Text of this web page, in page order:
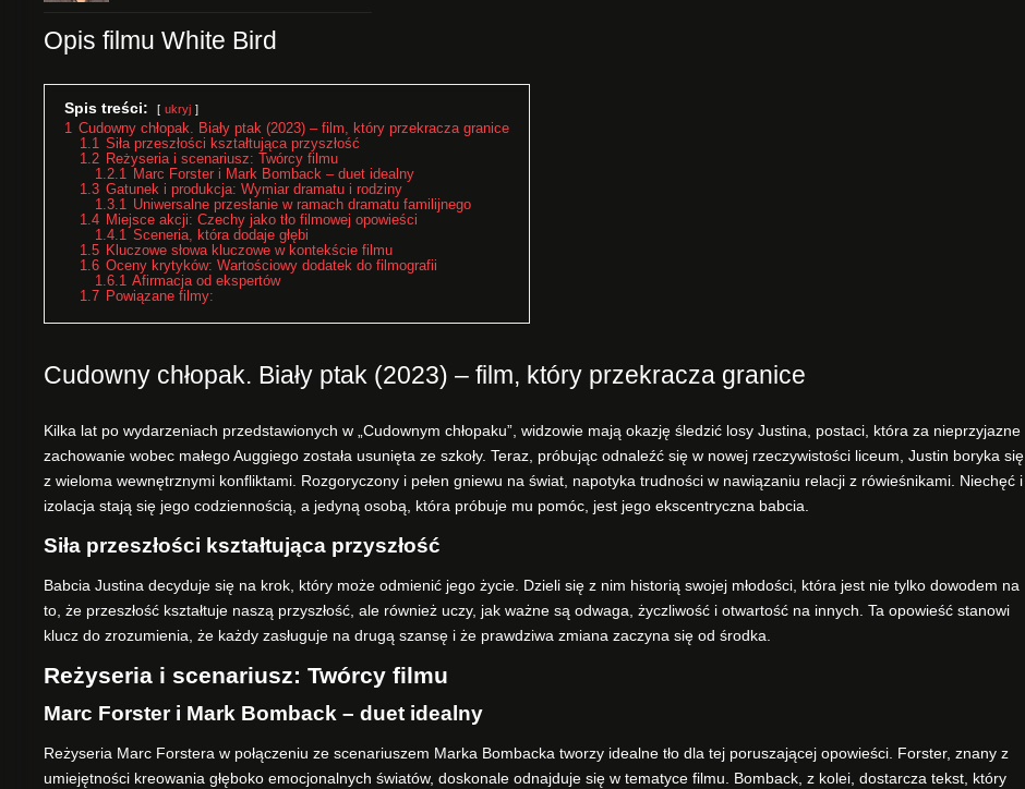
Opis filmu White Bird
Spis treści: ukryj
1 Cudowny chłopak. Biały ptak (2023) – film, który przekracza granice
1.1 Siła przeszłości kształtująca przyszłość
1.2 Reżyseria i scenariusz: Twórcy filmu
1.2.1 Marc Forster i Mark Bomback – duet idealny
1.3 Gatunek i produkcja: Wymiar dramatu i rodziny
1.3.1 Uniwersalne przesłanie w ramach dramatu familijnego
1.4 Miejsce akcji: Czechy jako tło filmowej opowieści
1.4.1 Sceneria, która dodaje głębi
1.5 Kluczowe słowa kluczowe w kontekście filmu
1.6 Oceny krytyków: Wartościowy dodatek do filmografii
1.6.1 Afirmacja od ekspertów
1.7 Powiązane filmy:
Cudowny chłopak. Biały ptak (2023) – film, który przekracza granice
Kilka lat po wydarzeniach przedstawionych w „Cudownym chłopaku”, widzowie mają okazję śledzić losy Justina, postaci, która za nieprzyjazne
zachowanie wobec małego Auggiego została usunięta ze szkoły. Teraz, próbując odnaleźć się w nowej rzeczywistości liceum, Justin boryka się
z wieloma wewnętrznymi konfliktami. Rozgoryczony i pełen gniewu na świat, napotyka trudności w nawiązaniu relacji z rówieśnikami. Niechęć i
izolacja stają się jego codziennością, a jedyną osobą, która próbuje mu pomóc, jest jego ekscentryczna babcia.
Siła przeszłości kształtująca przyszłość
Babcia Justina decyduje się na krok, który może odmienić jego życie. Dzieli się z nim historią swojej młodości, która jest nie tylko dowodem na
to, że przeszłość kształtuje naszą przyszłość, ale również uczy, jak ważne są odwaga, życzliwość i otwartość na innych. Ta opowieść stanowi
klucz do zrozumienia, że każdy zasługuje na drugą szansę i że prawdziwa zmiana zaczyna się od środka.
Reżyseria i scenariusz: Twórcy filmu
Marc Forster i Mark Bomback – duet idealny
Reżyseria Marc Forstera w połączeniu ze scenariuszem Marka Bombacka tworzy idealne tło dla tej poruszającej opowieści. Forster, znany z
umiejętności kreowania głęboko emocjonalnych światów, doskonale odnajduje się w tematyce filmu. Bomback, z kolei, dostarcza tekst, który